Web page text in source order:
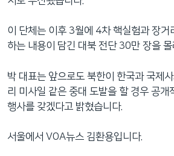
이 단체는 이후 3월에 4차 핵실험과 장거
하는 내용이 담긴 대북 전단 30만 장을
박 대표는 앞으로도 북한이 한국과 국제
리 미사일 같은 중대 도발을 할 경우 공개
행사를 갖겠다고 밝혔습니다.
서울에서 VOA뉴스 김환용입니다.